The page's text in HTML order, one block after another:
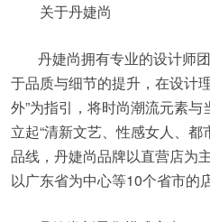
关于丹婕尚
丹婕尚拥有专业的设计师
于品质与细节的提升，在设计
外”为指引，将时尚潮流元素
立起“清新文艺、性感女人、
品线，丹婕尚品牌以直营店为
以广东省为中心等10个省市的